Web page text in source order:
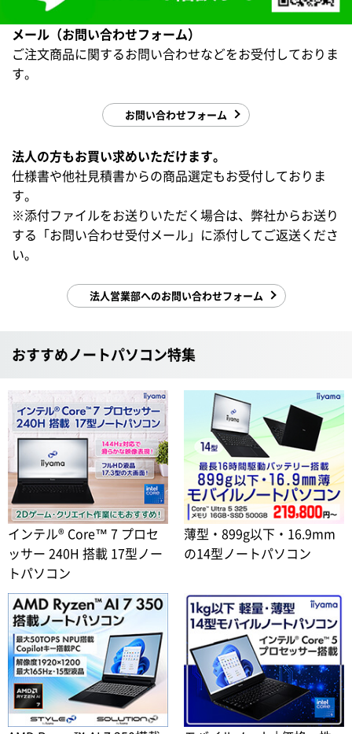
メール（お問い合わせフォーム）
ご注文商品に関するお問い合わせなどをお受付しておりま
す。
お問い合わせフォーム
法人の方もお買い求めいただけます。
仕様書や他社見積書からの商品選定もお受付しておりま
す。
※添付ファイルをお送りいただく場合は、弊社からお送り
する「お問い合わせ受付メール」に添付してご返送くださ
い。
法人営業部へのお問い合わせフォーム
おすすめノートパソコン特集
インテル® Core™ 7 プロセ
ッサー 240H 搭載 17型ノー
トパソコン
薄型・899g以下・16.9mm
の14型ノートパソコン